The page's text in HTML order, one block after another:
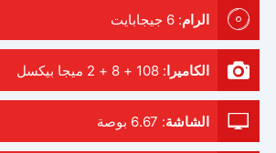
الرام: 6 جيجابايت
الكاميرا : 108 + 8 + 2 ميجا بيكسل
الشاشة: 6.67 بوصة